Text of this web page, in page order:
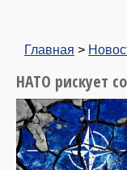
Главная >
НАТО рискует